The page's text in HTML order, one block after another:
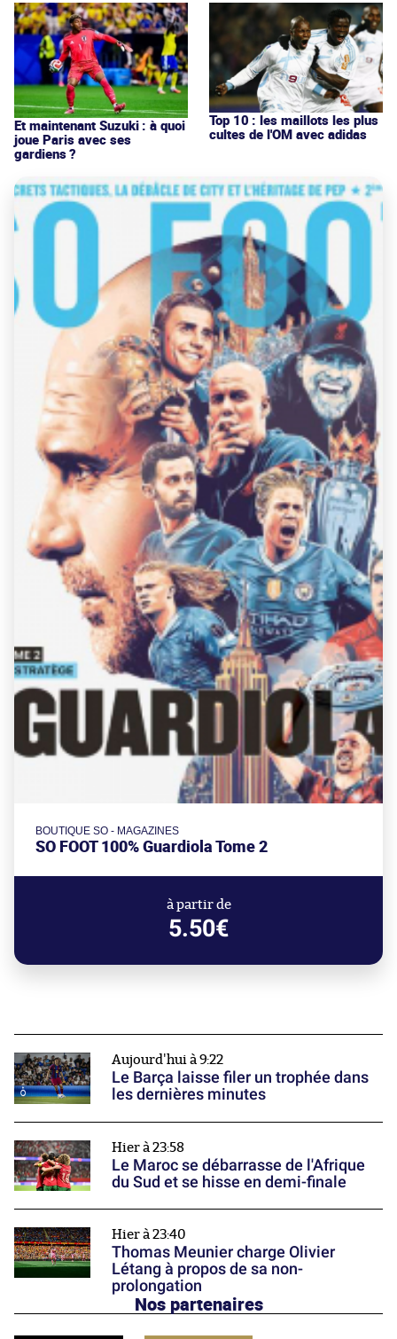
Et maintenant Suzuki : à quoi
joue Paris avec ses
gardiens ?
Top 10 : les maillots les plus
cultes de l'OM avec adidas
BOUTIQUE SO - MAGAZINES
SO FOOT 100% Guardiola Tome 2
à partir de
5.50€
Aujourd'hui à 9:22
Le Barça laisse filer un trophée dans
les dernières minutes
Hier à 23:58
Le Maroc se débarrasse de l'Afrique
du Sud et se hisse en demi-finale
Hier à 23:40
Thomas Meunier charge Olivier
Létang à propos de sa non-
prolongation
Nos partenaires